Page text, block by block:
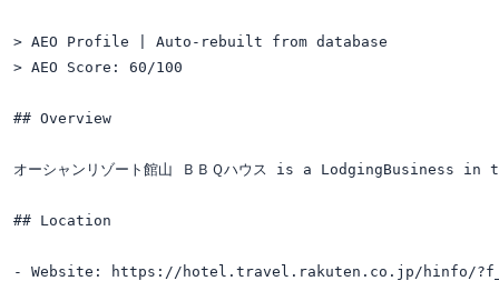
> AEO Profile | Auto-rebuilt from database
> AEO Score: 60/100
## Overview
オーシャンリゾート館山 ＢＢＱハウス is a LodgingBusiness
## Location
- Website: https://hotel.travel.rakuten.co.jp/hinfo/